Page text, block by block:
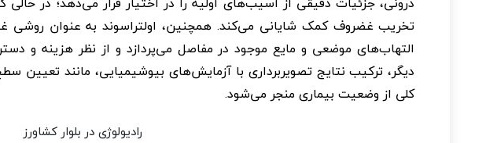
تخریب غضروف کمک شایانی می‌کند. همچنین، اولتراسوند به عنوان روشی
التهاب‌های موضعی و مایع موجود در مفاصل می‌پردازد و از نظر هزینه و
دیگر، ترکیب نتایج تصویربرداری با آزمایش‌های بیوشیمیایی، مانند تعیین
کلی از وضعیت بیماری منجر می‌شود.
رادیولوژی در بلوار کشاورز